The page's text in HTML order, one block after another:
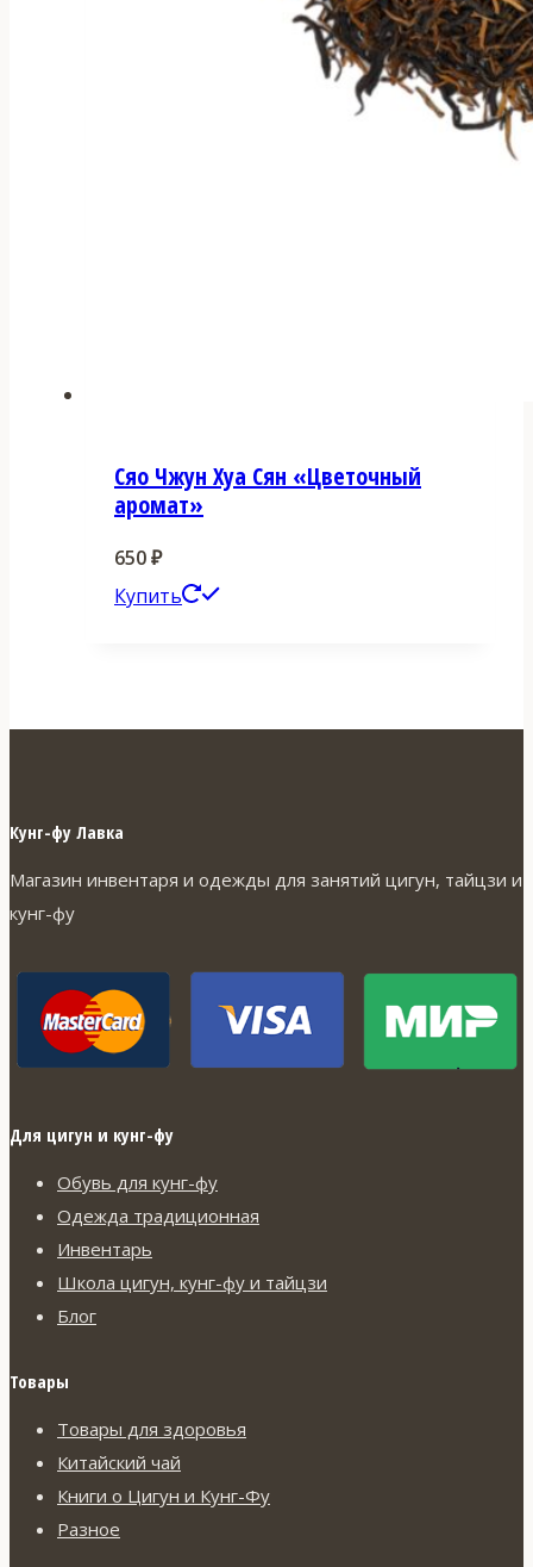
Сяо Чжун Хуа Сян «Цветочный
аромат»
650₽
Купить
Этот
товара.
Кунг-фу Лавка
Магазин инвентаря и одежды для занятий цигун, тайцзи и
кунг-фу
Для цигун и кунг-фу
Обувь для кунг-фу
Одежда традиционная
Инвентарь
Школа цигун, кунг-фу и тайцзи
Блог
Товары
Товары для здоровья
Китайский чай
Книги о Цигун и Кунг-Фу
Разное